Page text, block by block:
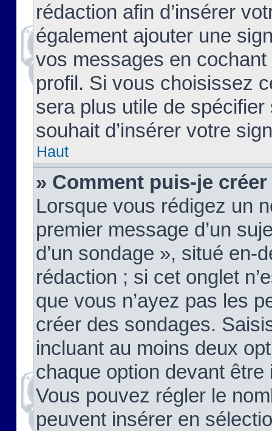
rédaction afin d’insérer
également ajouter une
vos messages en
profil. Si vous choisissez
sera plus utile de
souhait d’insérer votre
Haut
» Comment puis-je
Lorsque vous rédigez un
premier message d’un
d’un sondage », situé en-
rédaction ; si cet onglet
que vous n’ayez pas les
créer des sondages.
incluant au moins deux
chaque option devant
Vous pouvez régler le
peuvent insérer en